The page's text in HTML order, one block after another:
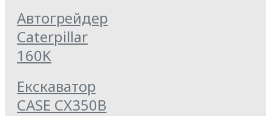
Автогрейдер
Caterpillar
160K
Екскаватор
CASE CX350B